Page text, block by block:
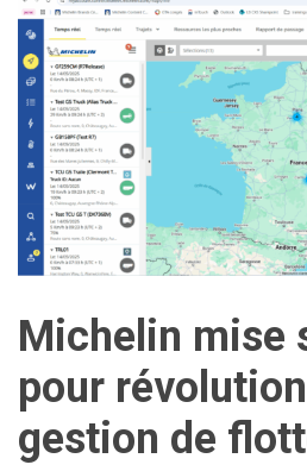
Michelin mise
pour
gestion de